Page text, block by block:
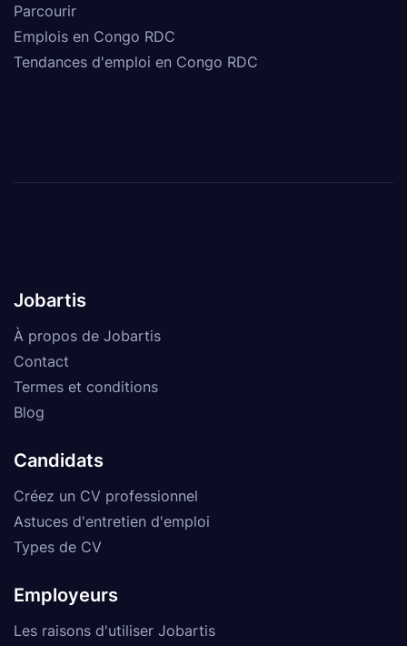
Parcourir
Emplois en Congo RDC
Tendances d'emploi en Congo RDC
Jobartis
À propos de Jobartis
Contact
Termes et conditions
Blog
Candidats
Créez un CV professionnel
Astuces d'entretien d'emploi
Types de CV
Employeurs
Les raisons d'utiliser Jobartis